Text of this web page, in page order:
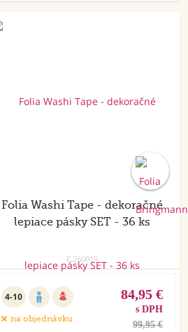
Folia Washi Tape - dekoračné
lepiace pásky SET - 36 ks
F.260019
4-10
na objednávku
84,95 €
s DPH
99,95 €